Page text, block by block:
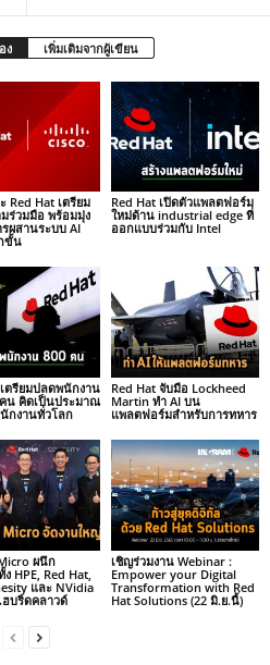
ง เพิ่มเติมจากผู้เขียน
Red Hat เตรียม
ร่วมมือ พร้อมมุ่ง
ผสานระบบ AI
ขั้น
Red Hat เปิดตัวแพลตฟอร์ม
ใหม่ด้าน industrial edge ที่
ออกแบบร่วมกับ Intel
ตรียมปลดพนักงาน
น คิดเป็นประมาณ
กงานทั่วโลก
Red Hat จับมือ Lockheed
Martin ทำ AI บน
แพลตฟอร์มสำหรับการทหาร
ผนึก
HPE, Red Hat,
และ NVidia
บริดคลาวด์
เชิญร่วมงาน Webinar :
Empower your Digital
Transformation with Red
Hat Solutions (22 มิ.ย.นี้)